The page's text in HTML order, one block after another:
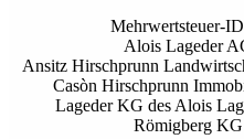
Mehrwertsteuer-
Alois Lageder
Ansitz Hirschprunn
Casòn Hirschprunn
Lageder KG des Alois
Römigberg